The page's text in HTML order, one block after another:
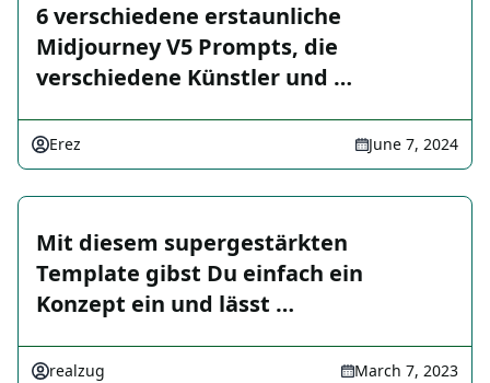
6 verschiedene erstaunliche
Midjourney V5 Prompts, die
verschiedene Künstler und …
Erez June 7, 2024
Mit diesem supergestärkten
Template gibst Du einfach ein
Konzept ein und lässt …
realzug March 7, 2023